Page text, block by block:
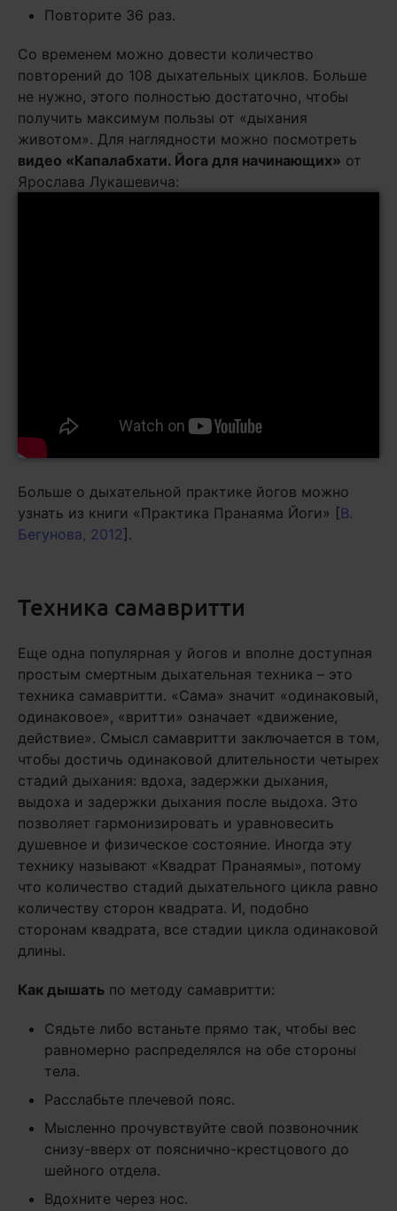
Повторите 36 раз.
Со временем можно довести количество
повторений до 108 дыхательных циклов. Больше
не нужно, этого полностью достаточно, чтобы
получить максимум пользы от «дыхания
животом». Для наглядности можно посмотреть
видео «Капалабхати. Йога для начинающих» от
Ярослава Лукашевича:
Больше о дыхательной практике йогов можно
узнать из книги «Практика Пранаяма Йоги» [В.
Бегунова, 2012].
Техника самавритти
Еще одна популярная у йогов и вполне доступная
простым смертным дыхательная техника – это
техника самавритти. «Сама» значит «одинаковый,
одинаковое», «вритти» означает «движение,
действие». Смысл самавритти заключается в том,
чтобы достичь одинаковой длительности четырех
стадий дыхания: вдоха, задержки дыхания,
выдоха и задержки дыхания после выдоха. Это
позволяет гармонизировать и уравновесить
душевное и физическое состояние. Иногда эту
технику называют «Квадрат Пранаямы», потому
что количество стадий дыхательного цикла равно
количеству сторон квадрата. И, подобно
сторонам квадрата, все стадии цикла одинаковой
длины.
Как дышать по методу самавритти:
Сядьте либо встаньте прямо так, чтобы вес
равномерно распределялся на обе стороны
тела.
Расслабьте плечевой пояс.
Мысленно прочувствуйте свой позвоночник
снизу-вверх от пояснично-крестцового до
шейного отдела.
Вдохните через нос.